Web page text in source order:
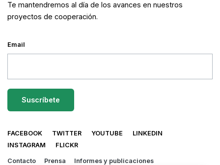
Te mantendremos al día de los avances en nuestros
proyectos de cooperación.
Email
FACEBOOK TWITTER YOUTUBE
LINKEDIN
INSTAGRAM
FLICKR
Contacto Prensa Informes y publicaciones